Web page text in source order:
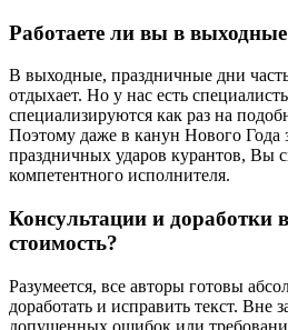
Работаете ли вы в
В выходные, праздничные дни
отдыхает. Но у нас есть
специализируются как раз на
Поэтому даже в канун Нового Года
праздничных ударов курантов, Вы
компетентного исполнителя.
Консультации и доработки
стоимость?
Разумеется, все авторы готовы
доработать и исправить текст. Вне
допущенных ошибок или